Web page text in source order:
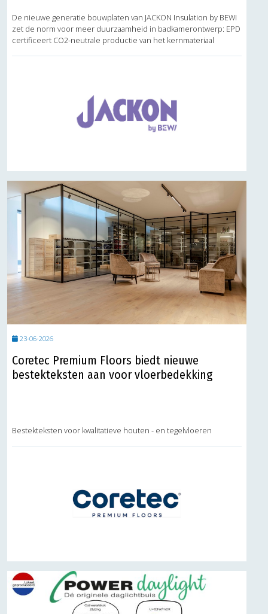
De nieuwe generatie bouwplaten van JACKON Insulation by BEWI
zet de norm voor meer duurzaamheid in badkamerontwerp: EPD
certificeert CO2-neutrale productie van het kernmateriaal
23-06-2026
Coretec Premium Floors biedt nieuwe
bestekteksten aan voor vloerbedekking
Bestekteksten voor kwalitatieve houten - en tegelvloeren